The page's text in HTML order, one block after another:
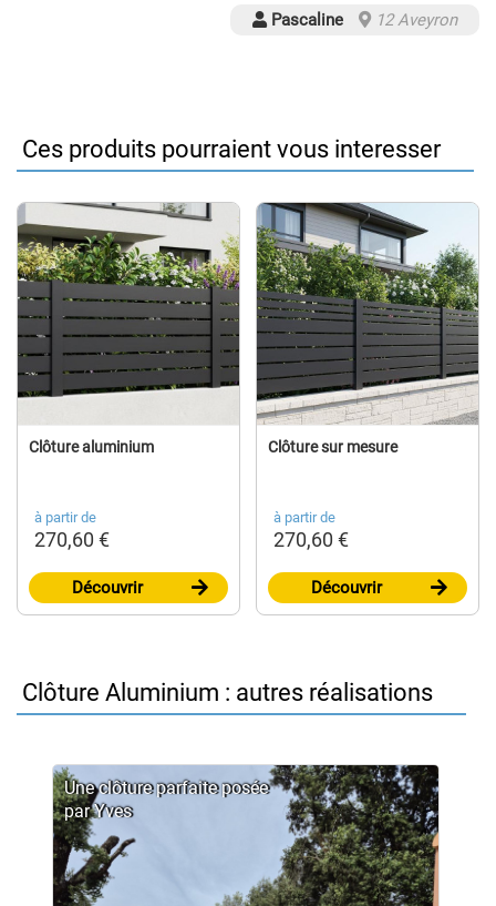
Pascaline 12 Aveyron
Ces produits pourraient vous interesser
Clôture aluminium
à partir de
270,60 €
Découvrir
Clôture sur mesure
à partir de
270,60 €
Découvrir
Clôture Aluminium : autres réalisations
Une clôture parfaite posée
par Yves